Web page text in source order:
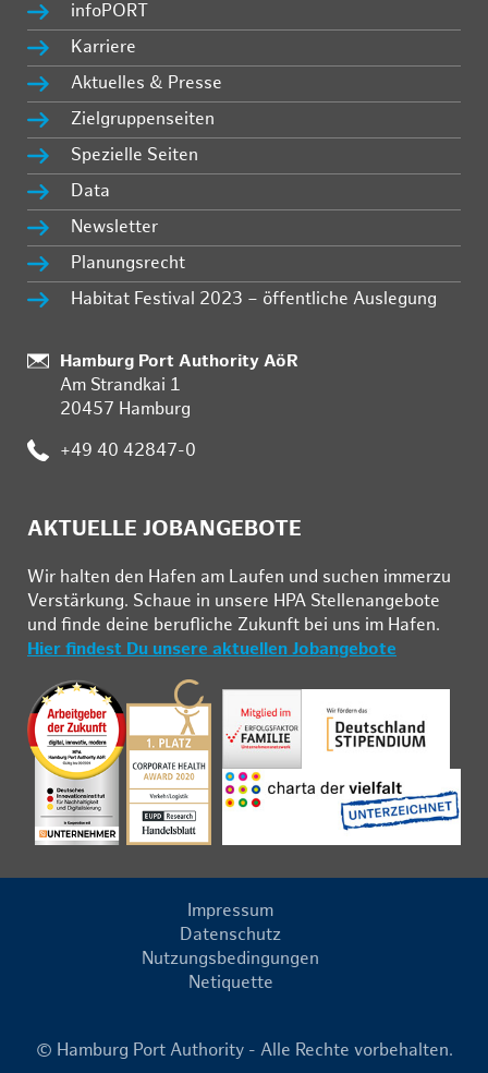
infoPORT
Karriere
Aktuelles & Presse
Zielgruppenseiten
Spezielle Seiten
Data
Newsletter
Planungsrecht
Habitat Festival 2023 – öffentliche Auslegung
:
Hamburg Port Authority AöR
Am Strandkai 1
20457 Hamburg
: +49 40 42847-0
AKTUELLE JOBANGEBOTE
Wir hal­ten den Ha­fen am Lau­fen und su­chen im­mer­zu
Ver­stär­kung. Schau­e in un­se­re HPA Stel­len­an­ge­bo­te
und fin­de deine be­ruf­li­che Zu­kunft bei uns im Ha­fen.
Hier findest Du unsere aktuellen Jobangebote
Impressum
Datenschutz
Nutzungsbedingungen
Netiquette
© Hamburg Port Authority - Alle Rechte vorbehalten.